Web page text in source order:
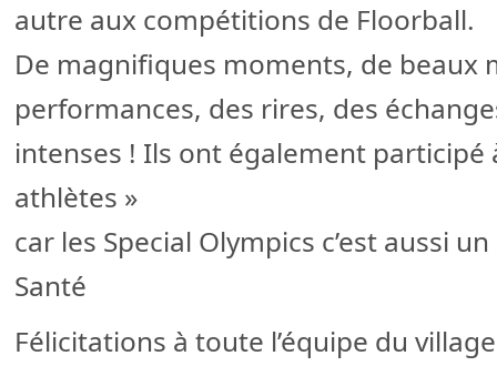
autre aux compétitions de Floorball.
De magnifiques moments, de beaux
performances, des rires, des
intenses ! Ils ont également participé
athlètes »
car les Special Olympics c’est aussi
Santé
Félicitations à toute l’équipe du